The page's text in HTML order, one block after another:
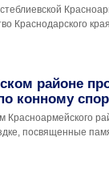
Краснодарского
районе
конному
Красноармейского
посвященные